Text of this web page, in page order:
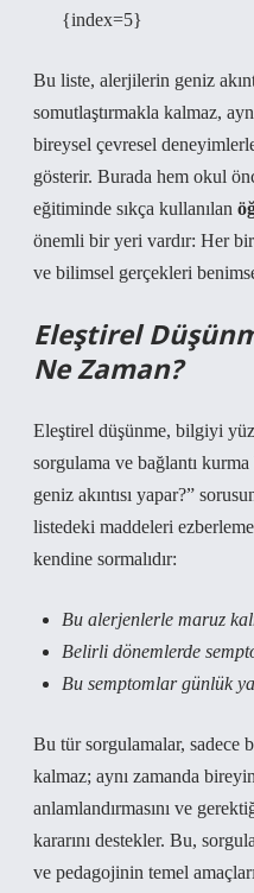
{index=5}
Bu liste, alerjilerin geniz
somutlaştırmakla kalmaz,
bireysel çevresel
gösterir. Burada hem okul
eğitiminde sıkça kullanılan
önemli bir yeri vardır: Her
ve bilimsel gerçekleri
Eleştirel
Ne Zaman?
Eleştirel düşünme, bilgiyi
sorgulama ve bağlantı
geniz akıntısı yapar?”
listedeki maddeleri
kendine sormalıdır:
Bu alerjenlerle maruz
Belirli dönemlerde
Bu semptomlar günlük
Bu tür sorgulamalar, sadece
kalmaz; aynı zamanda
anlamlandırmasını ve
kararını destekler. Bu,
ve pedagojinin temel